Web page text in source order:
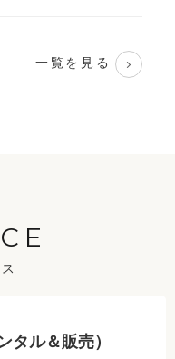
一覧を見る
タル＆販売）